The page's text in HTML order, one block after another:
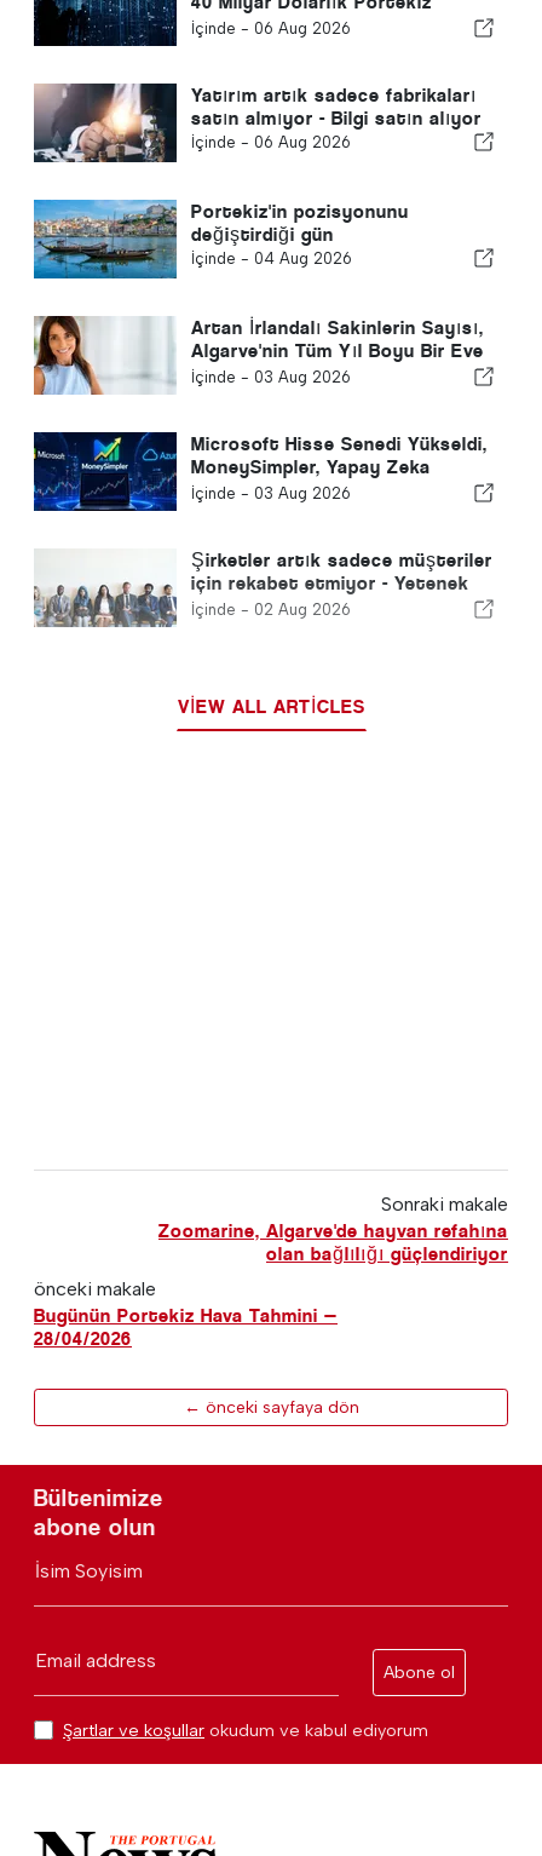
Hikayesi
İçinde - 06 Aug 2026
Yatırım artık sadece fabrikaları
satın almıyor - Bilgi satın alıyor
İçinde - 06 Aug 2026
Portekiz'in pozisyonunu
değiştirdiği gün
İçinde - 04 Aug 2026
Artan İrlandalı Sakinlerin Sayısı,
Algarve'nin Tüm Yıl Boyu Bir Eve
Dönüşümünü Vurguluyor
İçinde - 03 Aug 2026
Microsoft Hisse Senedi Yükseldi,
MoneySimpler, Yapay Zeka
Otomatik Ticaret ile
İçinde - 03 Aug 2026
Şirketler artık sadece müşteriler
için rekabet etmiyor - Yetenek
için rekabet ediyorlar
İçinde - 02 Aug 2026
VIEW ALL ARTICLES
Sonraki makale
Zoomarine, Algarve'de hayvan refahına
olan bağlılığı güçlendiriyor
önceki makale
Bugünün Portekiz Hava Tahmini —
28/04/2026
← önceki sayfaya dön
Bültenimize
abone olun
İsim Soyisim
Email address
Abone ol
Şartlar ve koşullar okudum ve kabul ediyorum